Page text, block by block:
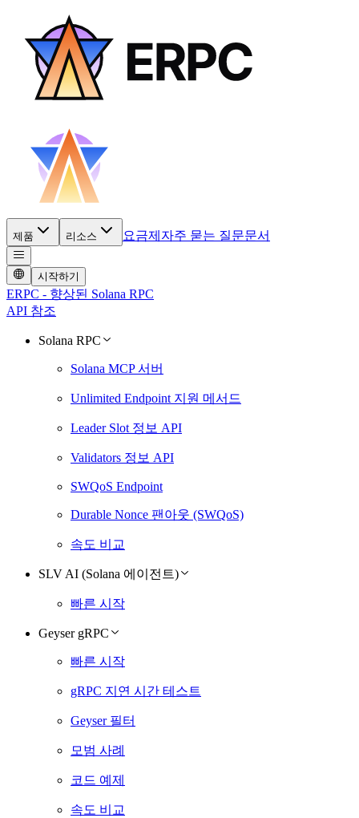
제품 리소스 요금제 자주 묻는 질문문서
시작하기
ERPC - 향상된 Solana RPC
API 참조
Solana RPC
Solana MCP 서버
Unlimited Endpoint 지원 메서드
Leader Slot 정보 API
Validators 정보 API
SWQoS Endpoint
Durable Nonce 팬아웃 (SWQoS)
속도 비교
SLV AI (Solana 에이전트)
빠른 시작
Geyser gRPC
빠른 시작
gRPC 지연 시간 테스트
Geyser 필터
모범 사례
코드 예제
속도 비교